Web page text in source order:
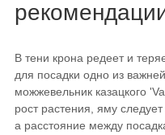
В тени крона редеет и
для посадки одно из
можжевельник казацкого
рост растения, яму
а расстояние между